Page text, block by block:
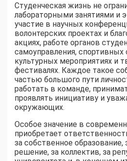
Студенческая жизнь не
лабораторными занятиями и
участие в научных
волонтерских проектах и
акциях, работе органов
самоуправления, спортивных
культурных мероприятиях и
фестивалях. Каждое такое
частью большого пути
работать в команде,
проявлять инициативу и
окружающих.
Особое значение в
приобретает
за собственное образование,
решение, за коллектив, за